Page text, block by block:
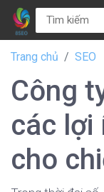
Trang chủ SEO
Công
các lợi
cho